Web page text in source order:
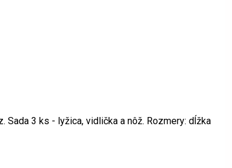
3 ks - lyžica, vidlička a nôž. Rozmery: dĺžka